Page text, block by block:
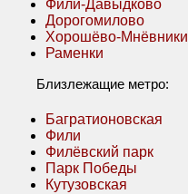
Фили-Давыдково
Дорогомилово
Хорошёво-Мнёвники
Раменки
Близлежащие метро:
Багратионовская
Фили
Филёвский парк
Парк Победы
Кутузовская